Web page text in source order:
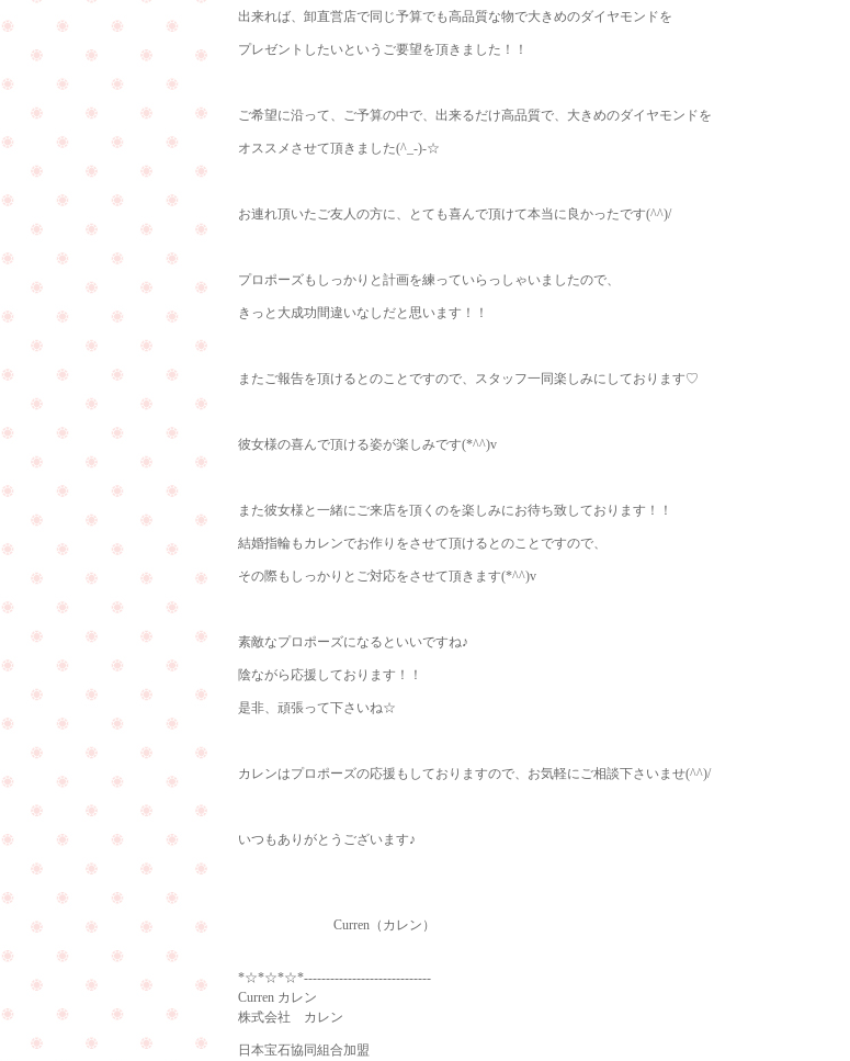
出来れば、卸直営店で同じ予算でも高品質な物で大きめのダイヤモンドを
プレゼントしたいというご要望を頂きました！！
ご希望に沿って、ご予算の中で、出来るだけ高品質で、大きめのダイヤモンドを
オススメさせて頂きました(^_-)-☆
お連れ頂いたご友人の方に、とても喜んで頂けて本当に良かったです(^^)/
プロポーズもしっかりと計画を練っていらっしゃいましたので、
きっと大成功間違いなしだと思います！！
またご報告を頂けるとのことですので、スタッフ一同楽しみにしております♡
彼女様の喜んで頂ける姿が楽しみです(*^^)v
また彼女様と一緒にご来店を頂くのを楽しみにお待ち致しております！！
結婚指輪もカレンでお作りをさせて頂けるとのことですので、
その際もしっかりとご対応をさせて頂きます(*^^)v
素敵なプロポーズになるといいですね♪
陰ながら応援しております！！
是非、頑張って下さいね☆
カレンはプロポーズの応援もしておりますので、お気軽にご相談下さいませ(^^)/
いつもありがとうございます♪
Curren（カレン）
*☆*☆*☆*-----------------------------
Curren カレン
株式会社 カレン
日本宝石協同組合加盟